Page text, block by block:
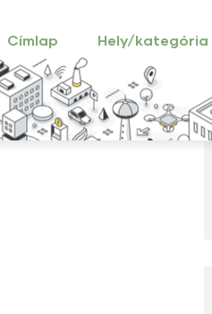
navigation
Címlap Hely/kategória